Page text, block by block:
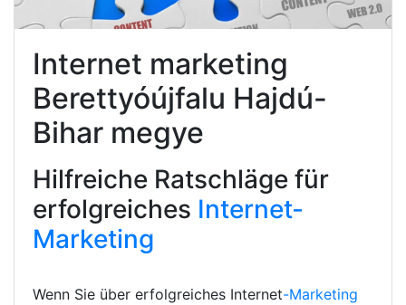
Internet marketing
Berettyóújfalu Hajdú-
Bihar megye
Hilfreiche Ratschläge für
erfolgreiches Internet-
Marketing
Wenn Sie über erfolgreiches Internet-Marketing